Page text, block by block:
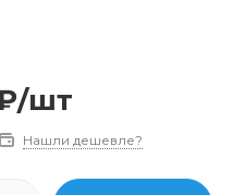
/шт
Нашли дешевле?